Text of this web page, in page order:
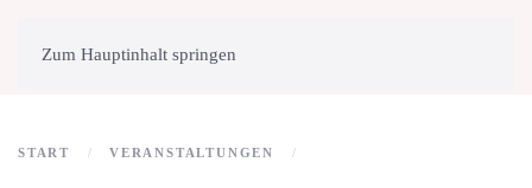
Zum Hauptinhalt springen
START VERANSTALTUNGEN